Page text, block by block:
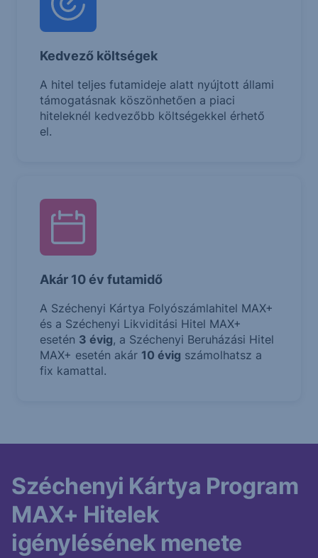
Kedvező költségek
A hitel teljes futamideje alatt nyújtott állami
támogatásnak köszönhetően a piaci
hiteleknél kedvezőbb költségekkel érhető
el.
Akár 10 év futamidő
A Széchenyi Kártya Folyószámlahitel MAX+
és a Széchenyi Likviditási Hitel MAX+
esetén 3 évig, a Széchenyi Beruházási Hitel
MAX+ esetén akár 10 évig számolhatsz a
fix kamattal.
Széchenyi Kártya Program
MAX+ Hitelek
igénylésének menete